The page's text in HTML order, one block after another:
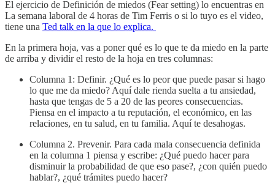
El ejercicio de Definición de miedos (Fear setting) lo encuentras en
La semana laboral de 4 horas de Tim Ferris o si lo tuyo es el video,
tiene una Ted talk en la que lo explica.
En la primera hoja, vas a poner qué es lo que te da miedo en la parte
de arriba y dividir el resto de la hoja en tres columnas:
Columna 1: Definir. ¿Qué es lo peor que puede pasar si hago
lo que me da miedo? Aquí dale rienda suelta a tu ansiedad,
hasta que tengas de 5 a 20 de las peores consecuencias.
Piensa en el impacto a tu reputación, el económico, en las
relaciones, en tu salud, en tu familia. Aquí te desahogas.
Columna 2. Prevenir. Para cada mala consecuencia definida
en la columna 1 piensa y escribe: ¿Qué puedo hacer para
disminuir la probabilidad de que eso pase?, ¿con quién puedo
hablar?, ¿qué trámites puedo hacer?